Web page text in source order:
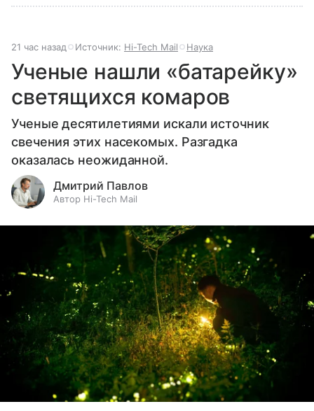
21 час назад Источник: Hi-Tech Mail Наука
Ученые нашли «батарейку»
светящихся комаров
Ученые десятилетиями искали источник
свечения этих насекомых. Разгадка
оказалась неожиданной.
Дмитрий Павлов
Автор Hi-Tech Mail